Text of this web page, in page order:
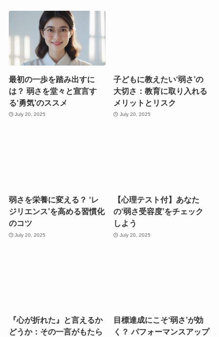
最初の一歩を踏み出すに
は？ 弱さを堂々と宣言す
る‘勇気’のススメ
July 20, 2025
子どもに教えたい‘弱さ’の
大切さ：教育に取り入れる
メリットとリスク
July 20, 2025
弱さを栄養に変える？ ‘レ
ジリエンス’を高める習慣化
のコツ
July 20, 2025
【心理テスト付】あなた
の‘弱さ受容度’をチェック
しよう
July 20, 2025
『心が折れた』と言えるか
どうか：その一言がもたら
目標達成にこそ‘弱さ’が効
く？ パフォーマンスアップ